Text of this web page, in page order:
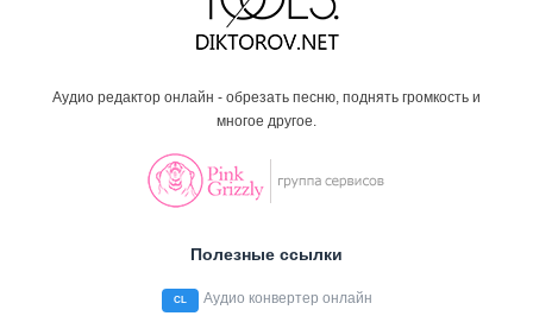
Аудио редактор онлайн - обрезать песню, поднять громкость и
многое другое.
Полезные ссылки
CL Аудио конвертер онлайн